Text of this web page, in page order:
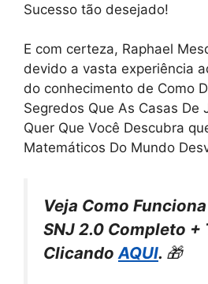
Sucesso tão desejado!
E com certeza, Raphael
devido a vasta experiência
do conhecimento de Como
Segredos Que As Casas De
Quer Que Você Descubra
Matemáticos Do Mundo
Veja Como
SNJ 2.0 Completo +
Clicando AQUI. 🎁